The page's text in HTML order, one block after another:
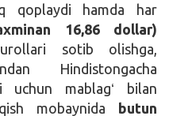
qoplaydi hamda har
16,86 dollar)
sotib olishga,
Hindistongacha
uchun mablagʻ bilan
mobaynida butun